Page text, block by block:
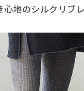
心地のシルクリブ